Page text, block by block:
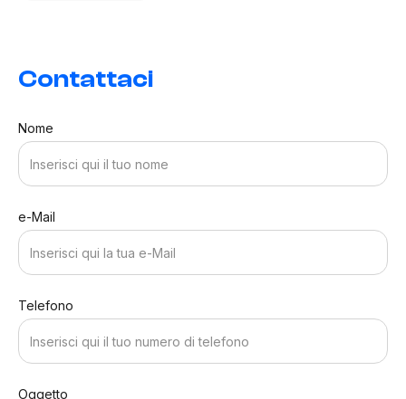
Contattaci
Nome
e-Mail
Telefono
Oggetto